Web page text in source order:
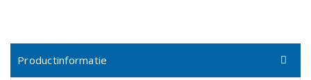
Productinformatie